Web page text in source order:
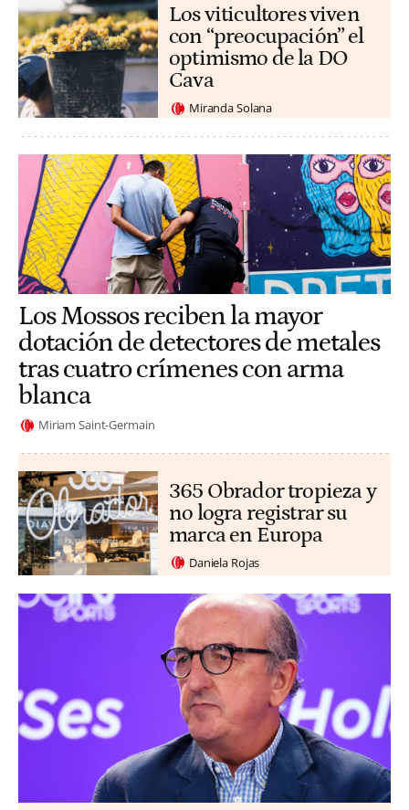
Los viticultores viven
con “preocupación” el
optimismo de la DO
Cava
Miranda Solana
Los Mossos reciben la mayor
dotación de detectores de metales
tras cuatro crímenes con arma
blanca
Miriam Saint-Germain
365 Obrador tropieza y
no logra registrar su
marca en Europa
Daniela Rojas